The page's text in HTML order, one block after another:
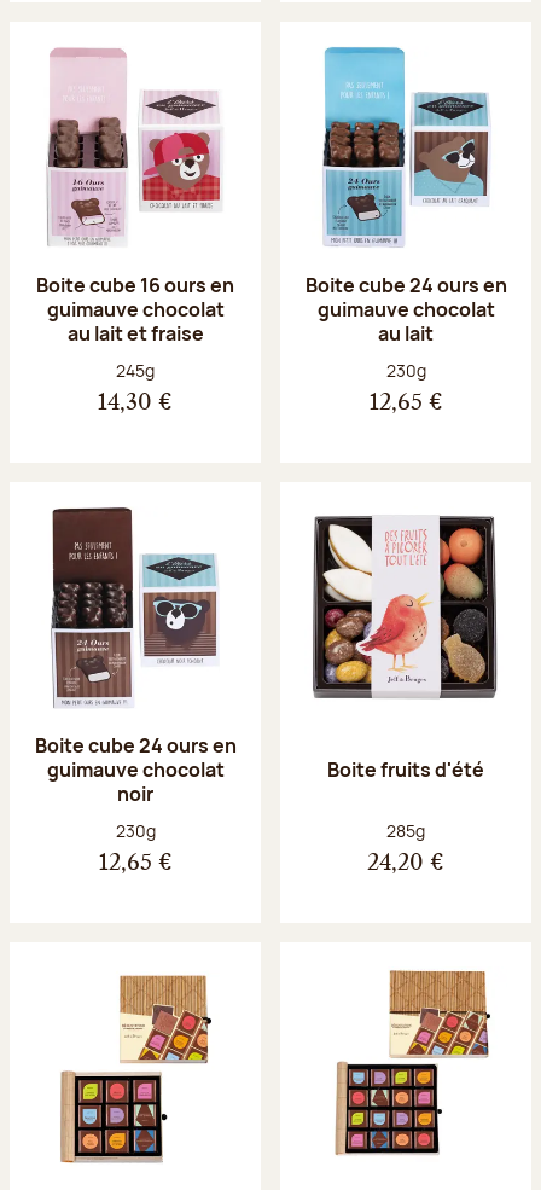
Boite cube 16 ours en
guimauve chocolat
au lait et fraise
Poids net :
245g
14,30 €
Boite cube 24 ours en
guimauve chocolat
au lait
Poids net :
230g
12,65 €
Boite cube 24 ours en
guimauve chocolat
noir
Poids net :
230g
12,65 €
Boite fruits d'été
Poids net :
285g
24,20 €